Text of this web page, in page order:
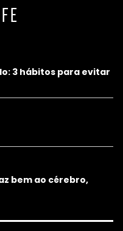
3 hábitos para evitar
bem ao cérebro,